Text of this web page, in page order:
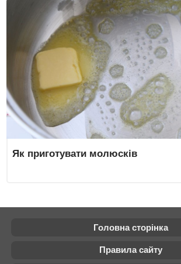
Як приготувати молюсків
Головна сторінка
Правила сайту